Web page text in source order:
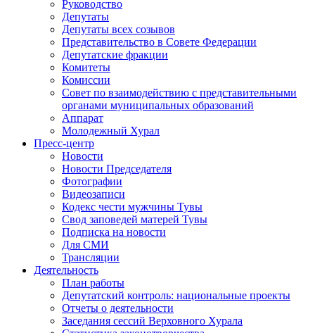
Руководство
Депутаты
Депутаты всех созывов
Представительство в Совете Федерации
Депутатские фракции
Комитеты
Комиссии
Совет по взаимодействию с представительными
органами муниципальных образований
Аппарат
Молодежный Хурал
Пресс-центр
Новости
Новости Председателя
Фотографии
Видеозаписи
Кодекс чести мужчины Тувы
Свод заповедей матерей Тувы
Подписка на новости
Для СМИ
Трансляции
Деятельность
План работы
Депутатский контроль: национальные проекты
Отчеты о деятельности
Заседания сессий Верховного Хурала